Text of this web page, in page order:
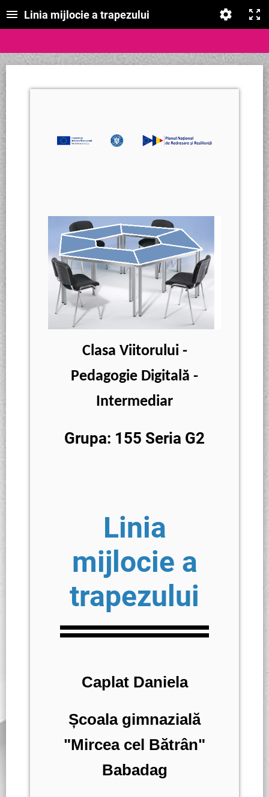
Linia mijlocie a trapezului
Clasa Viitorului -
Pedagogie Digitală -
Intermediar
Grupa: 155 Seria G2
Linia
mijlocie a
trapezului
Caplat Daniela
Școala gimnazială
"Mircea cel Bătrân"
Babadag